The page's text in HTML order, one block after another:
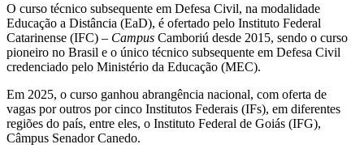
O curso técnico subsequente em Defesa Civil, na modalidade
Educação a Distância (EaD), é ofertado pelo Instituto Federal
Catarinense (IFC) – Campus Camboriú desde 2015, sendo o curso
pioneiro no Brasil e o único técnico subsequente em Defesa Civil
credenciado pelo Ministério da Educação (MEC).
Em 2025, o curso ganhou abrangência nacional, com oferta de
vagas por outros por cinco Institutos Federais (IFs), em diferentes
regiões do país, entre eles, o Instituto Federal de Goiás (IFG),
Câmpus Senador Canedo.